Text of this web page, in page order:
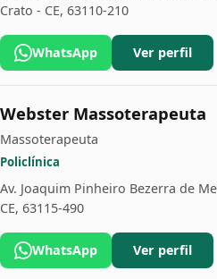
Crato - CE, 63110-210
WhatsApp Ver perfil
Webster Massoterapeuta
Massoterapeuta
Policlínica
Av. Joaquim Pinheiro Bezerra de
CE, 63115-490
WhatsApp Ver perfil